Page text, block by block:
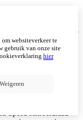
en een
de innovatieve Quadra-
splijten en
van hoogwaardig
bestand tegen
en
websiteverkeer te
gebruik van onze site
hier
Weigeren